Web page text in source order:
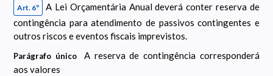
Art. 6º
A Lei Orçamentária Anual deverá conter reserva de
contingência para atendimento de passivos contingentes e
outros riscos e eventos fiscais imprevistos.
Parágrafo único
A reserva de contingência corresponderá
aos valores